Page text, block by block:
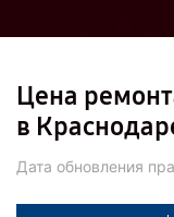
Цена
в
Дата обновления